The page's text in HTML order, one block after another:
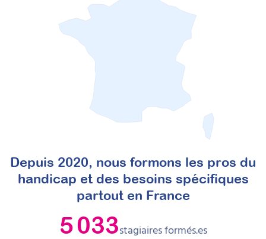
Depuis 2020, nous formons les pros du
handicap et des besoins spécifiques
partout en France
5 033stagiaires formés.es